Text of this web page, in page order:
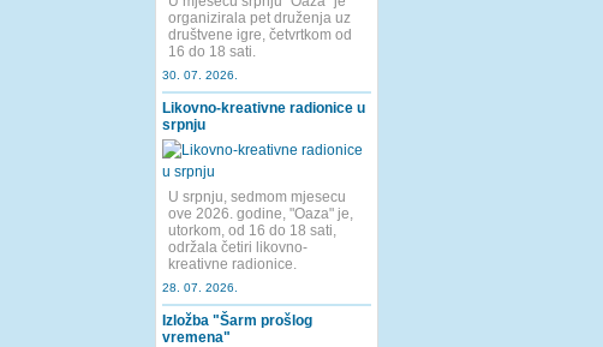
organizirala pet druženja uz
društvene igre, četvrtkom od
16 do 18 sati.
30. 07. 2026.
Likovno-kreativne radionice u
srpnju
U srpnju, sedmom mjesecu
ove 2026. godine, "Oaza" je,
utorkom, od 16 do 18 sati,
održala četiri likovno-
kreativne radionice.
28. 07. 2026.
Izložba "Šarm prošlog
vremena"